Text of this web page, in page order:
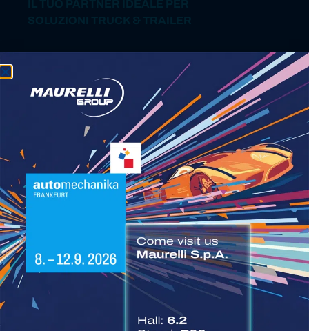
Cookie Policy
Whistleblowing
Certificazioni Maurelli Holding SPA
Governance Maurelli Holding SPA
Report di Sostenibilità
IL GRUPPO MAURELLI
Ecology Parts